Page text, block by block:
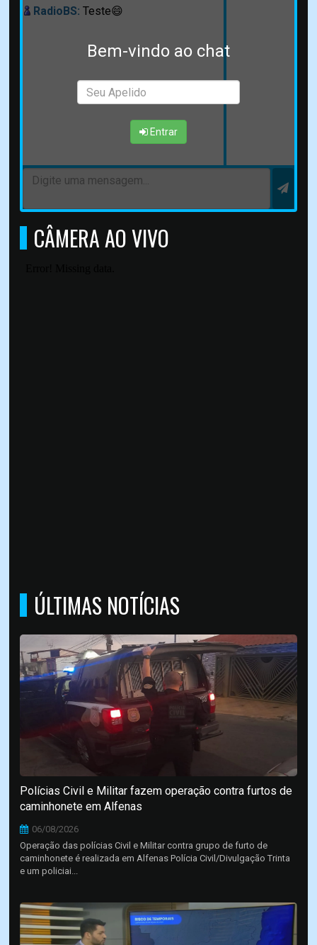
Bem-vindo ao chat
Entrar
RadioBS: Teste😄
CÂMERA AO VIVO
ÚLTIMAS NOTÍCIAS
Polícias Civil e Militar fazem operação contra furtos de
caminhonete em Alfenas
06/08/2026
Operação das polícias Civil e Militar contra grupo de furto de
caminhonete é realizada em Alfenas Polícia Civil/Divulgação Trinta
e um policiai...